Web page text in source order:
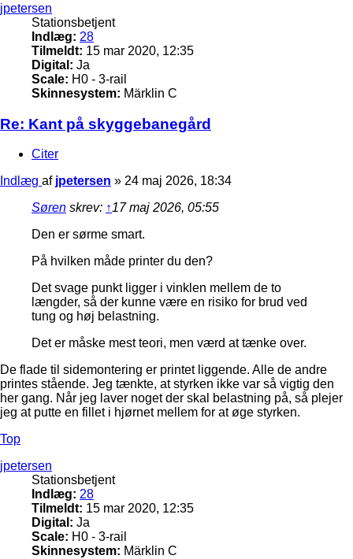
jpetersen
Stationsbetjent
Indlæg: 28
Tilmeldt: 15 mar 2020, 12:35
Digital: Ja
Scale: H0 - 3-rail
Skinnesystem: Märklin C
Re: Kant på skyggebanegård
Citer
Indlæg af jpetersen » 24 maj 2026, 18:34
Søren skrev: ↑17 maj 2026, 05:55
Den er sørme smart.
På hvilken måde printer du den?
Det svage punkt ligger i vinklen mellem de to
længder, så der kunne være en risiko for brud ved
tung og høj belastning.
Det er måske mest teori, men værd at tænke over.
De flade til sidemontering er printet liggende. Alle de andre
printes stående. Jeg tænkte, at styrken ikke var så vigtig den
her gang. Når jeg laver noget der skal belastning på, så plejer
jeg at putte en fillet i hjørnet mellem for at øge styrken.
Top
jpetersen
Stationsbetjent
Indlæg: 28
Tilmeldt: 15 mar 2020, 12:35
Digital: Ja
Scale: H0 - 3-rail
Skinnesystem: Märklin C